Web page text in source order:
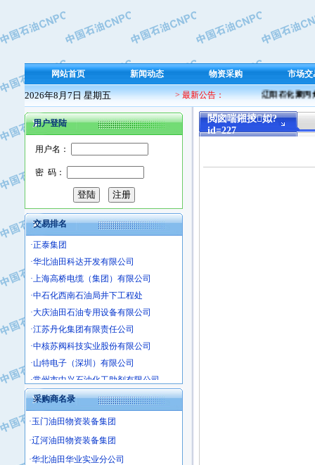
网站首页 新闻动态 物资采购 市场交
2026年8月7日 星期五 > 最新公告： 辽阳石化聚丙烯
用户登陆
用户名：
密 码：
交易排名
·保定北奥石油物探特种车辆制造有限
·盘锦辽河油田天意石油装备有限公司
·沧州市电气控制设备厂
·中船重工中南装备有限责任公司
·南石力天传动件有限公司
·浙江瑞普环境技术有限公司
·华北石油新大禹环保设备有限公司
·河北翼凌机械制造总厂
·萍乡市庞泰化工填料有限公司
·实华(天津)国际贸易有限公司
·上海宝钢商贸有限公司
·辽河石油勘探局总机械厂
·正泰集团
·姜堰市三联助剂有限公司
·四川中光高技术研究所有限责任公司
·江苏天安防雷工程有限责任公司
·山东东营胜利工业园区
·自贡五洲防腐安装有限公司
采购商名录
·玉门油田物资装备集团
·辽河油田物资装备集团
·华北油田华业实业分公司
閲囪喘鎺掕姒?
id=227